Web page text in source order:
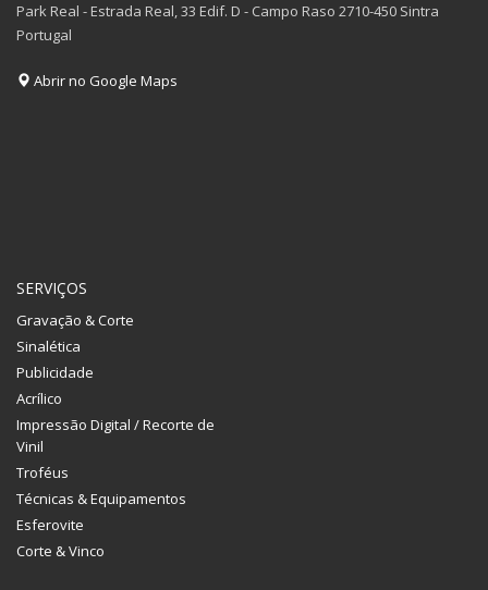
Park Real - Estrada Real, 33 Edif. D - Campo Raso 2710-450 Sintra
Portugal
Abrir no Google Maps
SERVIÇOS
Gravação & Corte
Sinalética
Publicidade
Acrílico
Impressão Digital / Recorte de
Vinil
Troféus
Técnicas & Equipamentos
Esferovite
Corte & Vinco